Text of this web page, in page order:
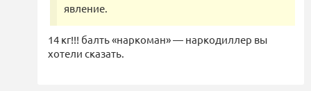
явление.
14 кг!!! балть «наркоман» — наркодиллер вы
хотели сказать.